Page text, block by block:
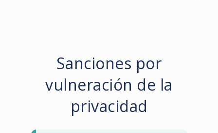
Sanciones por
vulneración de la
privacidad